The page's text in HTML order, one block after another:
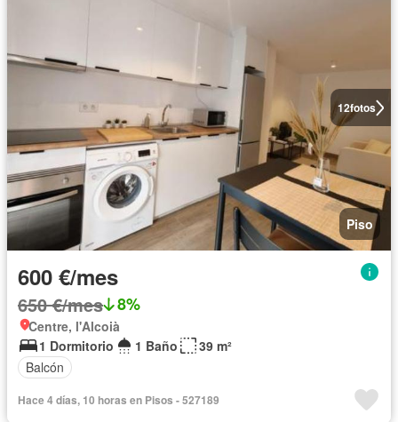
12fotos
Piso
600 €/mes
650 €/mes 8%
Centre, l'Alcoià
1 Dormitorio
1 Baño
39 m²
Balcón
Hace 4 días, 10 horas en Pisos - 527189